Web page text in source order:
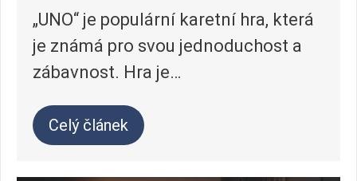
„UNO“ je populární karetní hra, která
je známá pro svou jednoduchost a
zábavnost. Hra je…
Celý článek